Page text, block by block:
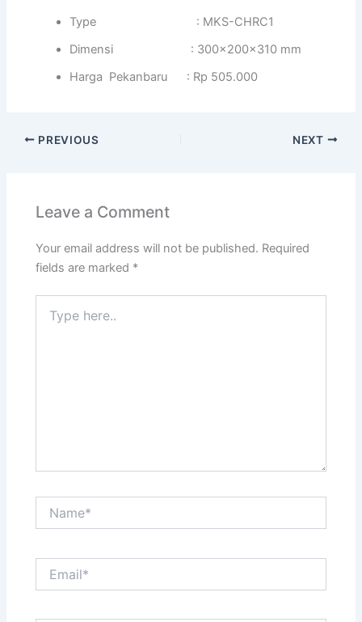
Type : MKS-CHRC1
Dimensi : 300x200x310 mm
Harga Pekanbaru : Rp 505.000
PREVIOUS NEXT
Leave a Comment
Your email address will not be published. Required
fields are marked *
here..